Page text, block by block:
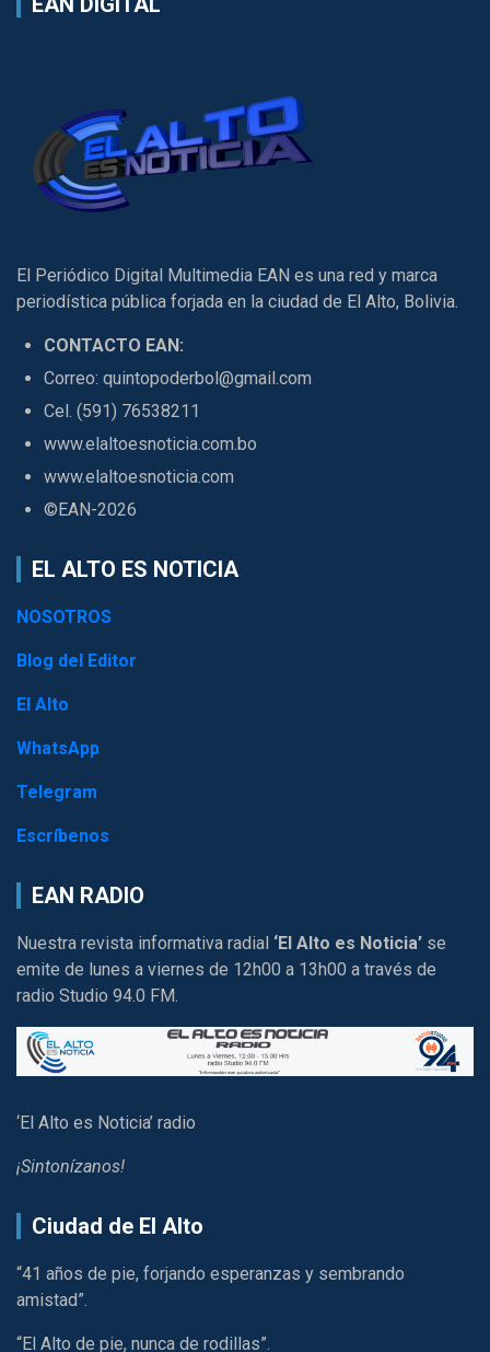
El Periódico Digital Multimedia EAN es una red y marca
periodística pública forjada en la ciudad de El Alto, Bolivia.
CONTACTO EAN:
Correo: quintopoderbol@gmail.com
Cel. (591) 76538211
www.elaltoesnoticia.com.bo
www.elaltoesnoticia.com
©EAN-2026
EL ALTO ES NOTICIA
NOSOTROS
Blog del Editor
El Alto
WhatsApp
Telegram
Escríbenos
EAN RADIO
Nuestra revista informativa radial ‘El Alto es Noticia’ se
emite de lunes a viernes de 12h00 a 13h00 a través de
radio Studio 94.0 FM.
‘El Alto es Noticia’ radio
¡Sintonízanos!
Ciudad de El Alto
“41 años de pie, forjando esperanzas y sembrando
amistad”.
“El Alto de pie, nunca de rodillas”.